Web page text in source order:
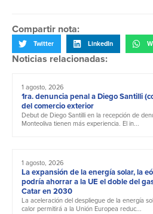
Compartir nota:
Twitter LinkedIn
Noticias relacionadas:
1 agosto, 2026
1ra. denuncia penal a Diego Santilli
del comercio exterior
Debut de Diego Santilli en la recepción de
Monteoliva tienen más experiencia. El in...
1 agosto, 2026
La expansión de la energía solar, la
podría ahorrar a la UE el doble del
Catar en 2030
La aceleración del despliegue de la energía
calor permitirá a la Unión Europea reduc...